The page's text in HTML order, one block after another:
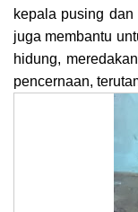
kepala pusing
juga membantu
hidung,
pencernaan,